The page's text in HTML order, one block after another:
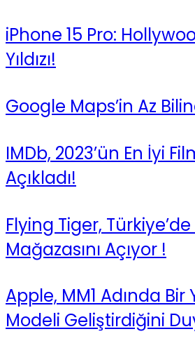
iPhone 15 Pro:
Yıldızı!
Google Maps’in Az
IMDb, 2023’ün En İyi
Açıkladı!
Flying Tiger, Türkiye’de
Mağazasını Açıyor !
Apple, MM1 Adında
Modeli Geliştirdiğini